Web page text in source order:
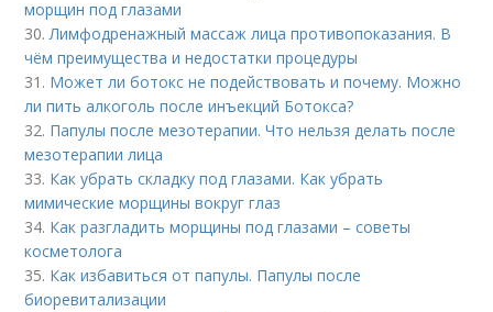
морщин под глазами
30.Лимфодренажный массаж лица противопоказания. В
чём преимущества и недостатки процедуры
31. Может ли ботокс не подействовать и почему. Можно
ли пить алкоголь после инъекций Ботокса?
32. Папулы после мезотерапии. Что нельзя делать после
мезотерапии лица
33. Как убрать складку под глазами. Как убрать
мимические морщины вокруг глаз
34. Как разгладить морщины под глазами – советы
косметолога
35. Как избавиться от папулы. Папулы после
биоревитализации